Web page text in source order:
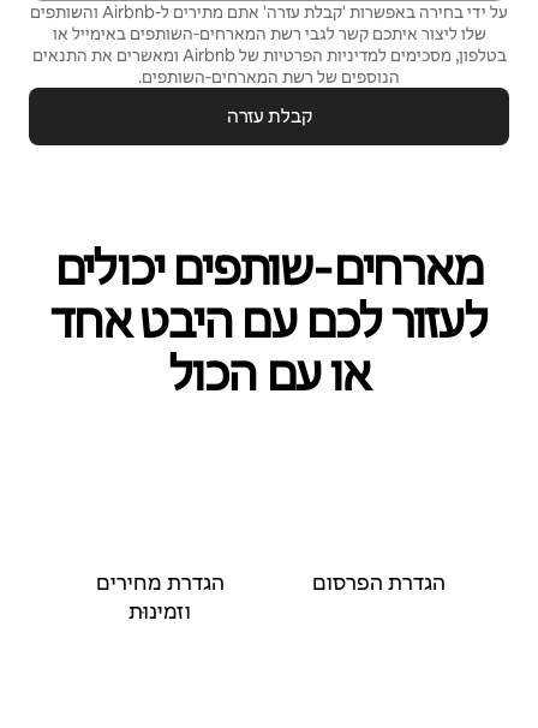
על ידי בחירה באפשרות 'קבלת עזרה' אתם מתירים ל-Airbnb והשותפים
שלו ליצור איתכם קשר לגבי רשת המארחים‑השותפים באימייל או
בטלפון, מסכימים למדיניות הפרטיות של Airbnb ומאשרים את
התנאים
הנוספים של רשת המארחים‑השותפים.
קבלת עזרה
מארחים‑שותפים יכולים
לעזור לכם עם היבט אחד
או עם הכול
הגדרת הפרסום
הגדרת מחירים
וזמינוּת